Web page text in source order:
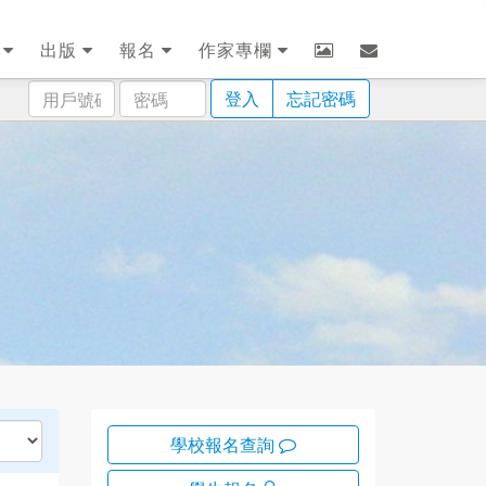
出版 報名
作家專欄
用
戶
密
碼
登入 忘記密碼
學校報名查詢